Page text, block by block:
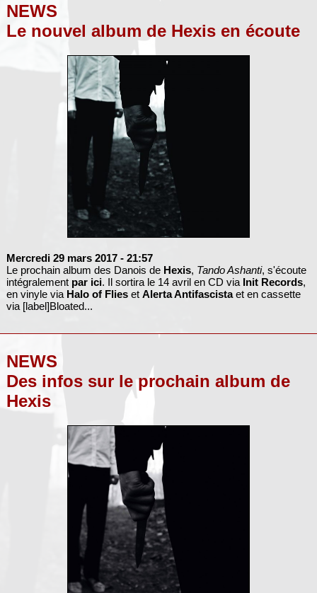
NEWS
Le nouvel album de Hexis en écoute
Mercredi 29 mars 2017 - 21:57
Le prochain album des Danois de Hexis, Tando Ashanti, s'écoute
intégralement par ici. Il sortira le 14 avril en CD via Init Records,
en vinyle via Halo of Flieset Alerta Antifascistaet en cassette
via [label]Bloated...
NEWS
Des infos sur le prochain album de
Hexis